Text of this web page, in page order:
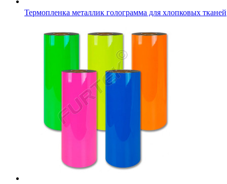
Термопленка металлик голограмма для хлопковых тканей